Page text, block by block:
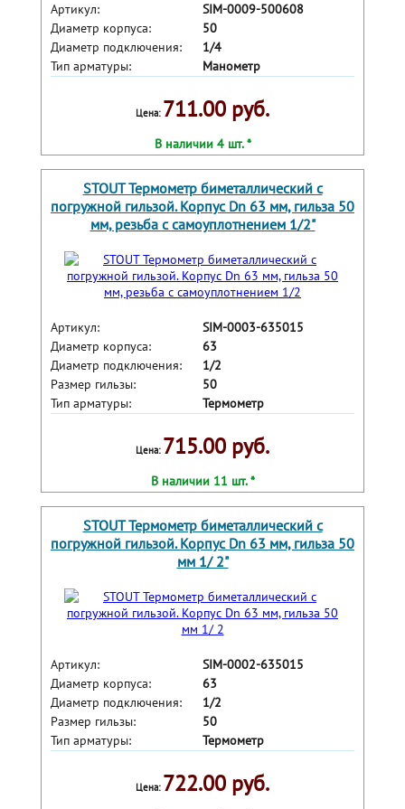
Артикул:
SIM-0009-500608
Диаметр корпуса:
50
Диаметр подключения:
1/4
Тип арматуры:
Манометр
Цена: 711.00 руб.
В наличии 4 шт. *
STOUT Термометр биметаллический с
погружной гильзой. Корпус Dn 63 мм, гильза 50
мм, резьба с самоуплотнением 1/2"
Артикул:
SIM-0003-635015
Диаметр корпуса:
63
Диаметр подключения:
1/2
Размер гильзы:
50
Тип арматуры:
Термометр
Цена: 715.00 руб.
В наличии 11 шт. *
STOUT Термометр биметаллический с
погружной гильзой. Корпус Dn 63 мм, гильза 50
мм 1/ 2"
Артикул:
SIM-0002-635015
Диаметр корпуса:
63
Диаметр подключения:
1/2
Размер гильзы:
50
Тип арматуры:
Термометр
Цена: 722.00 руб.